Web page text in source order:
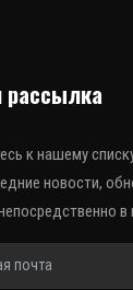
рассылка
к нашему
новости,